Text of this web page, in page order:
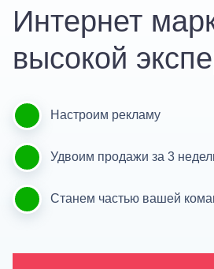
Интернет
высокой
Настроим рекламу
Удвоим продажи за 3
Станем частью вашей